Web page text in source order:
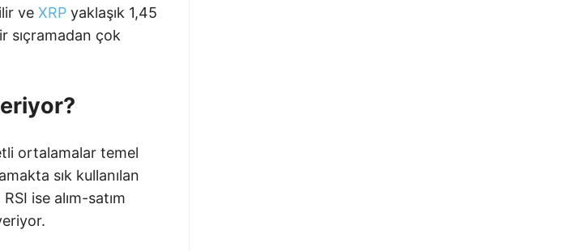
ve XRP yaklaşık 1,45
sıçramadan çok
ortalamalar temel
sık kullanılan
ise alım-satım